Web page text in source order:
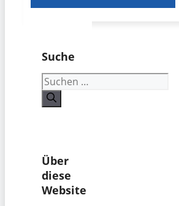
Suche
Suchen
nach:
Über
diese
Website